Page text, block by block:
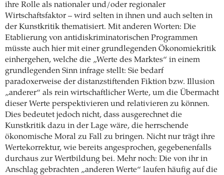
ihre Rolle als nationaler und/oder regionaler
Wirtschaftsfaktor – wird selten in ihnen und auch selten in
der Kunstkritik thematisiert. Mit anderen Worten: Die
Etablierung von antidiskriminatorischen Programmen
müsste auch hier mit einer grundlegenden Ökonomiekritik
einhergehen, welche die „Werte des Marktes“ in einem
grundlegenden Sinn infrage stellt: Sie bedarf
paradoxerweise der distanzstiftenden Fiktion bzw. Illusion
„anderer“ als rein wirtschaftlicher Werte, um die Übermacht
dieser Werte perspektivieren und relativieren zu können.
Dies bedeutet jedoch nicht, dass ausgerechnet die
Kunstkritik dazu in der Lage wäre, die herrschende
ökonomische Moral zu Fall zu bringen. Nicht nur trägt ihre
Wertekorrektur, wie bereits angesprochen, gegebenenfalls
durchaus zur Wertbildung bei. Mehr noch: Die von ihr in
Anschlag gebrachten „anderen Werte“ laufen häufig auf die